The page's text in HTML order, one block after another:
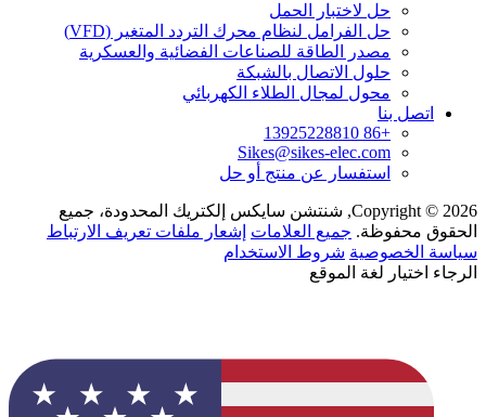
حل لاختبار الحمل
حل الفرامل لنظام محرك التردد المتغير (VFD)
مصدر الطاقة للصناعات الفضائية والعسكرية
حلول الاتصال بالشبكة
محول لمجال الطلاء الكهربائي
اتصل بنا
+86 13925228810
Sikes@sikes-elec.com
استفسار عن منتج أو حل
Copyright © 2026, شنتشن سايكس إلكتريك المحدودة، جميع
الحقوق محفوظة. جميع العلامات إشعار ملفات تعريف الارتباط
سياسة الخصوصية شروط الاستخدام
الرجاء اختيار لغة الموقع